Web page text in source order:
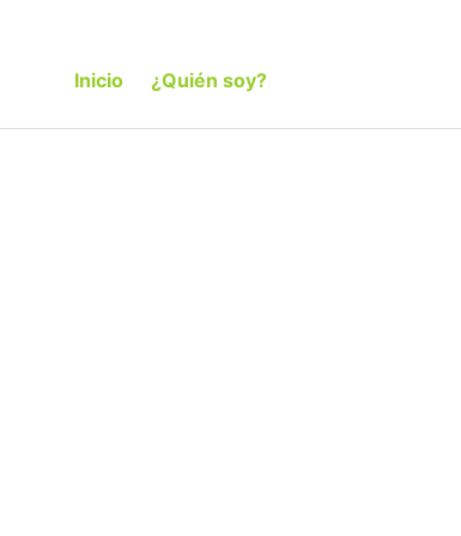
Inicio ¿Quién soy?